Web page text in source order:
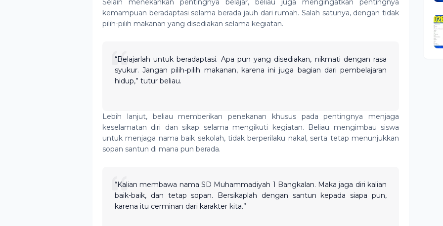
Selain menekankan pentingnya belajar, beliau juga mengingatkan pentingnya
kemampuan beradaptasi selama berada jauh dari rumah. Salah satunya, dengan tidak
pilih-pilih makanan yang disediakan selama kegiatan.
“Belajarlah untuk beradaptasi. Apa pun yang disediakan, nikmati dengan rasa
syukur. Jangan pilih-pilih makanan, karena ini juga bagian dari pembelajaran
hidup,” tutur beliau.
Lebih lanjut, beliau memberikan penekanan khusus pada pentingnya menjaga
keselamatan diri dan sikap selama mengikuti kegiatan. Beliau mengimbau siswa
untuk menjaga nama baik sekolah, tidak berperilaku nakal, serta tetap menunjukkan
sopan santun di mana pun berada.
“Kalian membawa nama SD Muhammadiyah 1 Bangkalan. Maka jaga diri kalian
baik-baik, dan tetap sopan. Bersikaplah dengan santun kepada siapa pun,
karena itu cerminan dari karakter kita.”